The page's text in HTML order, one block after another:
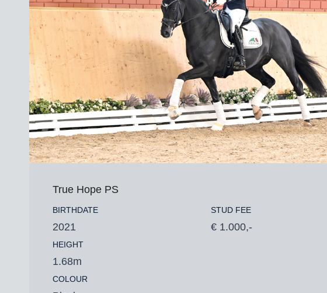
True Hope PS
BIRTHDATE
2021
HEIGHT
1.68m
COLOUR
STUD FEE
€ 1.000,-